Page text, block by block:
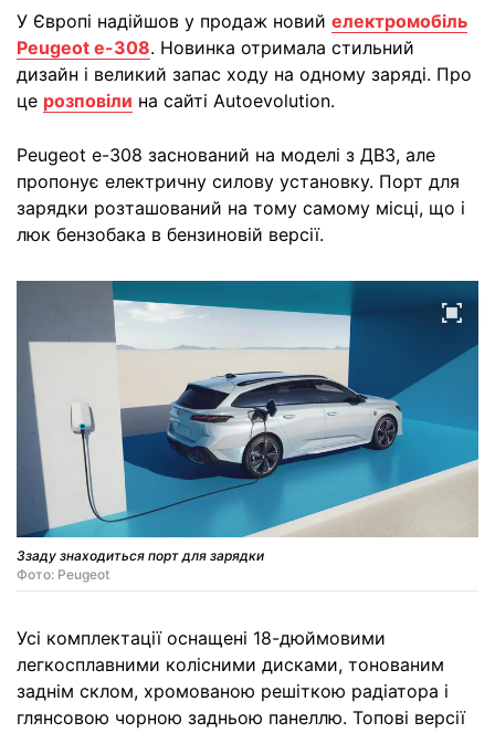
У Європі надійшов у продаж новий електромобіль
Peugeot e-308. Новинка отримала стильний
дизайн і великий запас ходу на одному заряді. Про
це розповіли на сайті Autoevolution.
Peugeot e-308 заснований на моделі з ДВЗ, але
пропонує електричну силову установку. Порт для
зарядки розташований на тому самому місці, що і
люк бензобака в бензиновій версії.
Ззаду знаходиться порт для зарядки
Фото: Peugeot
Усі комплектації оснащені 18-дюймовими
легкосплавними колісними дисками, тонованим
заднім склом, хромованою решіткою радіатора і
глянсовою чорною задньою панеллю. Топові версії